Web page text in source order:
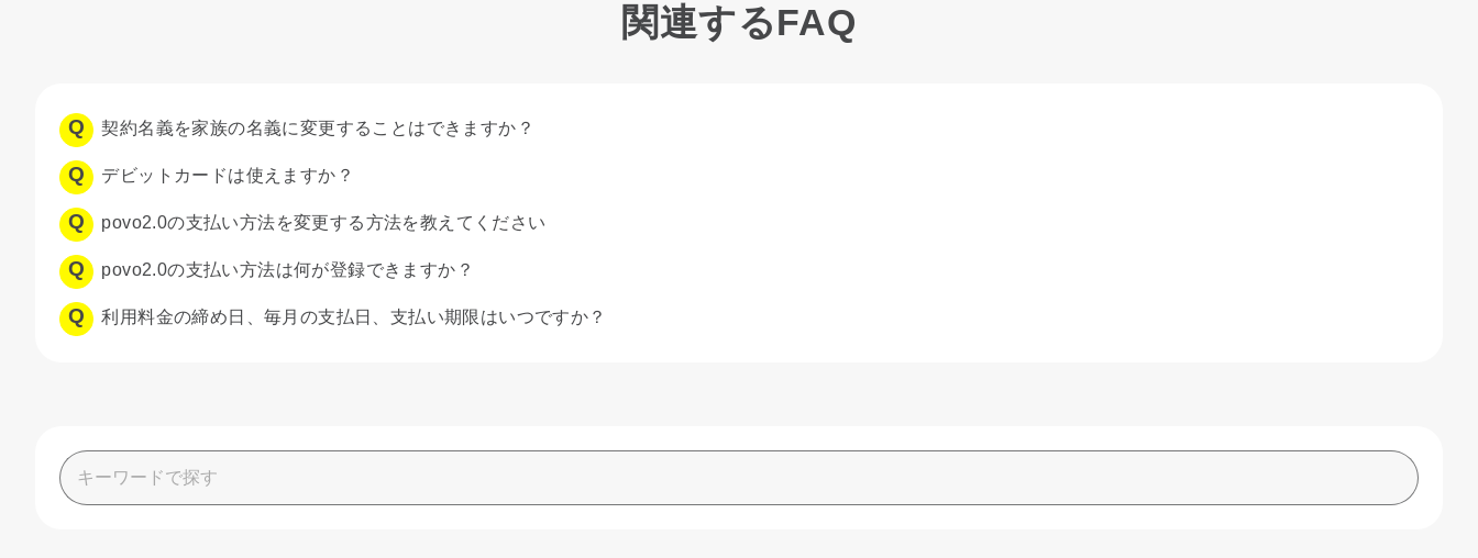
関連するFAQ
契約名義を家族の名義に変更することはできますか？
デビットカードは使えますか？
povo2.0の支払い方法を変更する方法を教えてください
povo2.0の支払い方法は何が登録できますか？
利用料金の締め日、毎月の支払日、支払い期限はいつですか？